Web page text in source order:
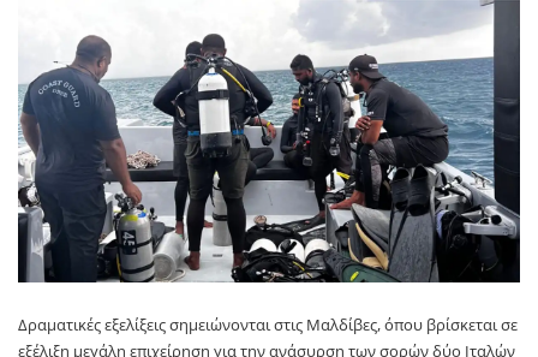
Δραματικές εξελίξεις σημειώνονται στις Μαλδίβες, όπου βρίσκεται σε
εξέλιξη μεγάλη επιχείρηση για την ανάσυρση των σορών δύο Ιταλών